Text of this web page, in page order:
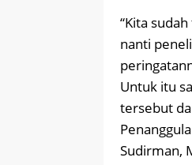
“Kita
nanti
Untuk itu
tersebut
Sudirman,